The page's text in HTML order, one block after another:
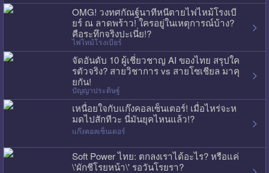
OMG! วงทศกัณฐ์นาทีหนีตายไฟไหม้โรงเบี
ยร์ ณ ลาดพร้าว! ใครอยู่ในเหตุการณ์บ้าง?
คือระทึกจริงปะเนี่ย!?
ไฟไหม้โรงเบียร์
จัดอันดับ 10 ผู้เชี่ยวชาญ AI ของไทย สรุปใค
รตัวจริง? สายวิชาการ vs สายโซเชียล มาคุ
ยกัน!
ปัญญาประดิษฐ์
เหนื่อยใจกับแก๊งคอลเซ็นเตอร์! เมื่อไหร่จะห
มดไปสักทีวะ นี่มันยุคไหนแล้ว!?
แก๊งคอลเซ็นเตอร์
Soft Power ไทย: ตกลงเราได้อะไร? หรือแค่
\'ผักชีโรยหน้า\' รอวันโรยรา?